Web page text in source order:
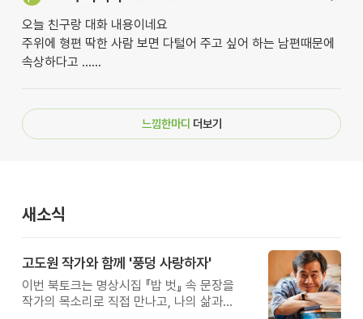
오늘 친구랑 대화 내용이네요
주위에 형편 딱한 사람 보면 다털어 주고 싶어 하는 남편때문에
속상하다고 ......
느낌한마디 더보기
새소식
고도원 작가와 함께 '풍덩 사랑하자'
이번 북토크는 명상시집 『밥 벗』 속 문장을
작가의 목소리로 직접 만나고, 나의 삶과